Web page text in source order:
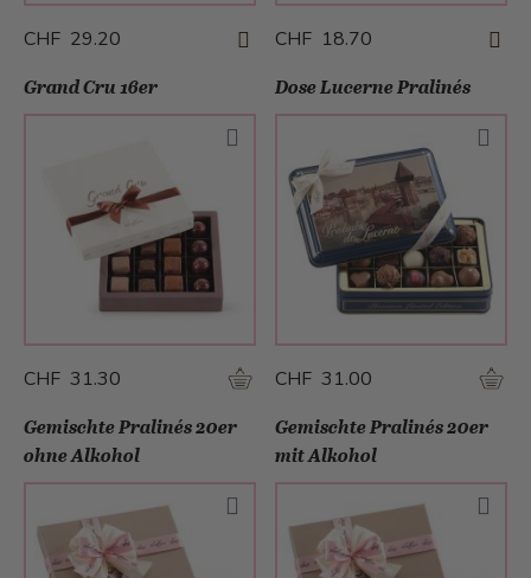
CHF 29.20 CHF 18.70
Grand Cru 16er
CHF 31.30
Dose Lucerne Pralinés
CHF 31.00
Gemischte Pralinés 20er
ohne Alkohol
Gemischte Pralinés 20er
mit Alkohol